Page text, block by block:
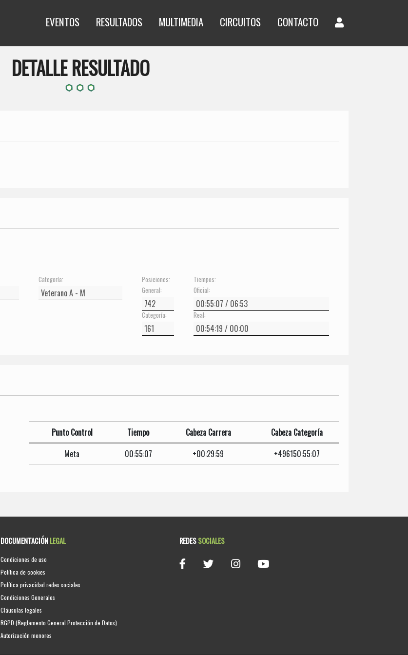
EVENTOS RESULTADOS MULTIMEDIA CIRCUITOS CONTACTO
DETALLE RESULTADO
Categoría:
Posiciones:
General:
Categoría:
Tiempos:
Oficial:
Real:
Punto Control Tiempo Cabeza Carrera
Cabeza Categoría
Meta
00:55:07 +00:29:59 +496150:55:07
DOCUMENTACIÓNLEGAL
Condiciones de uso
Política de cookies
Política privacidad redes sociales
Condiciones Generales
Cláusulas legales
RGPD (Reglamento General Protección de Datos)
Autorización menores
REDESSOCIALES